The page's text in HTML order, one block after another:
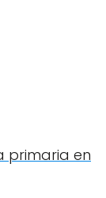
primaria en